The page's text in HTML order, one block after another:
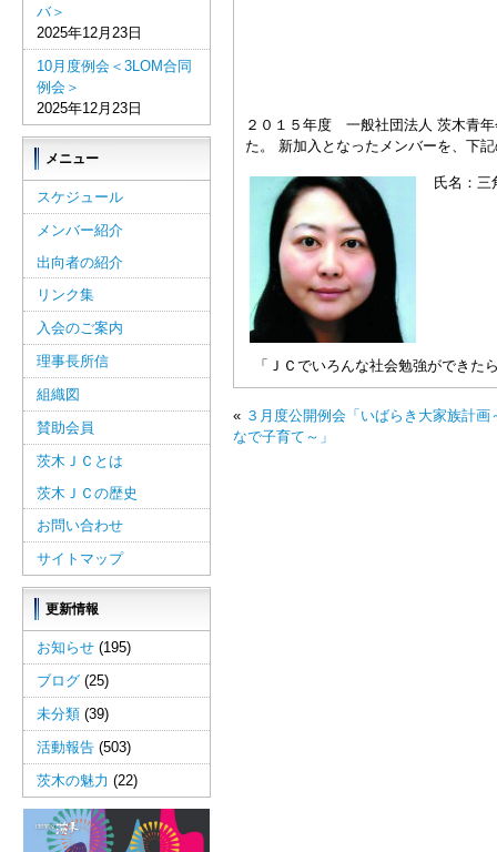
２０１５年度 一般社団法人 茨木青
た。 新加入となったメンバーを、下
氏名：
「ＪＣでいろんな社会勉強ができ
« ３月度公開例会「いばらき大家族計画
なで子育て～」
バ＞
2025年12月23日
10月度例会＜3LOM合同
例会＞
2025年12月23日
メニュー
スケジュール
メンバー紹介
出向者の紹介
リンク集
入会のご案内
理事長所信
組織図
賛助会員
茨木ＪＣとは
茨木ＪＣの歴史
お問い合わせ
サイトマップ
更新情報
お知らせ (195)
ブログ (25)
未分類 (39)
活動報告 (503)
茨木の魅力 (22)